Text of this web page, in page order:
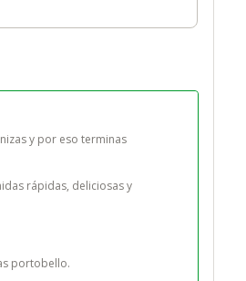
y por eso terminas
rápidas, deliciosas y
portobello.